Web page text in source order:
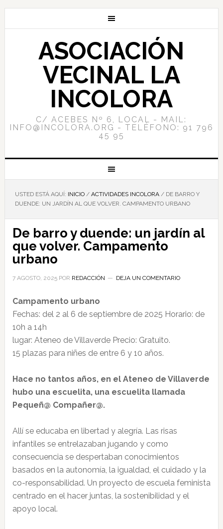
ASOCIACIÓN
VECINAL LA
INCOLORA
C/ ACEBES Nº 6, LOCAL - MAIL:
INFO@INCOLORA.ORG - TELÉFONO: 91 796
45 95
USTED ESTÁ AQUÍ: INICIO / ACTIVIDADES INCOLORA /DE BARRO Y
DUENDE: UN JARDÍN AL QUE VOLVER. CAMPAMENTO URBANO
De barro y duende: un jardín al
que volver. Campamento
urbano
7 AGOSTO, 2025POR REDACCIÓN DEJA UN COMENTARIO
Campamento urbano
Fechas: del 2 al 6 de septiembre de 2025 Horario: de
10h a 14h
lugar: Ateneo de Villaverde Precio: Gratuito.
15 plazas para niñes de entre 6 y 10 años.
Hace no tantos años, en el Ateneo de Villaverde
hubo una escuelita, una escuelita llamada
Pequeñ@ Compañer@.
Allí se educaba en libertad y alegría. Las risas
infantiles se entrelazaban jugando y como
consecuencia se despertaban conocimientos
basados en la autonomía, la igualdad, el cuidado y la
co-responsabilidad. Un proyecto de escuela feminista
centrado en el hacer juntas, la sostenibilidad y el
apoyo local.